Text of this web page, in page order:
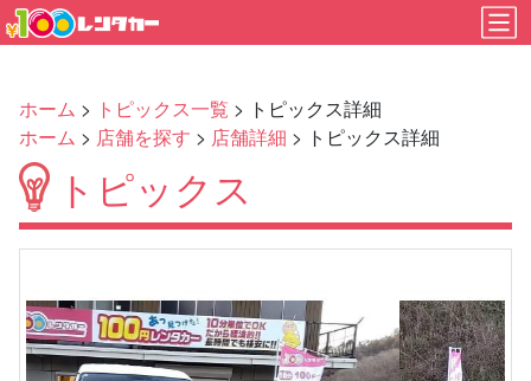
ホーム > トピックス一覧 > トピックス詳細
ホーム > 店舗を探す > 店舗詳細 > トピックス詳細
トピックス